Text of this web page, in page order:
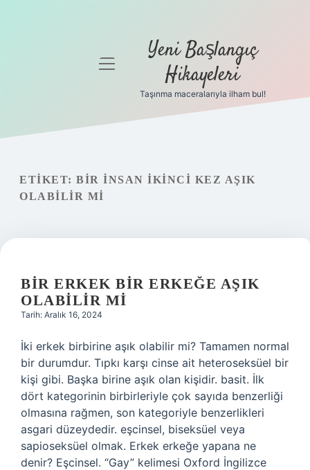
Gizlilik
Yasal Uyarı
menüyü
Yeni Başlangıç
Hikayeleri
Taşınma maceralarıyla ilham bul!
ETIKET: BIR INSAN IKINCI KEZ AŞIK
OLABILIR MI
BIR ERKEK BIR ERKEĞE AŞIK
OLABILIR MI
Tarih: Aralık 16, 2024
İki erkek birbirine aşık olabilir mi? Tamamen normal
bir durumdur. Tıpkı karşı cinse ait heteroseksüel bir
kişi gibi. Başka birine aşık olan kişidir. basit. İlk
dört kategorinin birbirleriyle çok sayıda benzerliği
olmasına rağmen, son kategoriyle benzerlikleri
asgari düzeydedir. eşcinsel, biseksüel veya
sapioseksüel olmak. Erkek erkeğe yapana ne
denir? Eşcinsel. “Gay” kelimesi Oxford İngilizce